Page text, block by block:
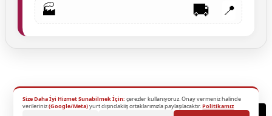
🏭 🚚 📍
Size Daha İyi Hizmet Sunabilmek İçin: çerezler kullanıyoruz. Onay vermeniz halinde
verileriniz(Google/Meta)yurt dışındakiiş ortaklarımızla paylaşılacaktır.Politikamız
2026 Copyright - Tüm Hakları Saklıdır.